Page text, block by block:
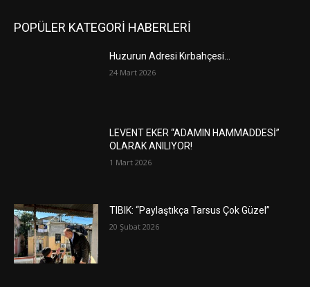
POPÜLER KATEGORİ HABERLERİ
Huzurun Adresi Kırbahçesi…
24 Mart 2026
LEVENT EKER “ADAMIN HAMMADDESİ”
OLARAK ANILIYOR!
1 Mart 2026
TIBIK: “Paylaştıkça Tarsus Çok Güzel”
20 Şubat 2026